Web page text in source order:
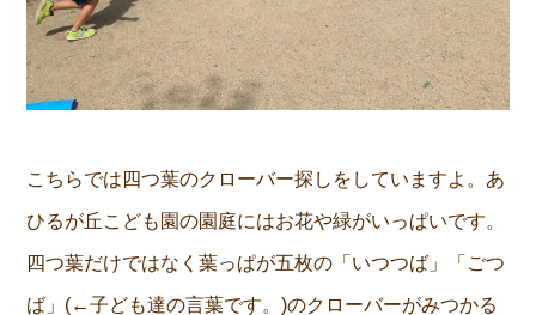
こちらでは四つ葉のクローバー探しをしていますよ。あ
ひるが丘こども園の園庭にはお花や緑がいっぱいです。
四つ葉だけではなく葉っぱが五枚の「いつつば」「ごつ
ば」(←子ども達の言葉です。)のクローバーがみつかる